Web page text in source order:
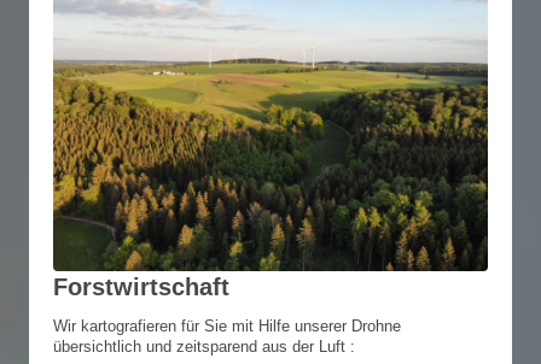
Forstwirtschaft
Wir kartografieren für Sie mit Hilfe unserer Drohne
übersichtlich und zeitsparend aus der Luft :